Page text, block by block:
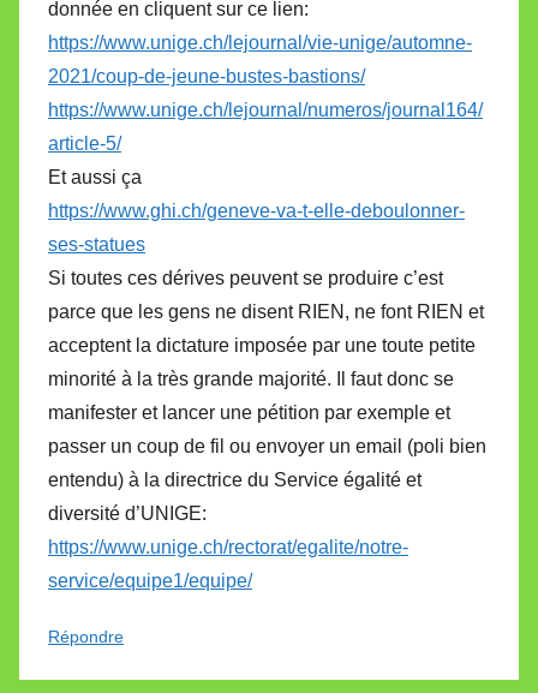
donnée en cliquent sur ce lien:
https://www.unige.ch/lejournal/vie-unige/automne-
2021/coup-de-jeune-bustes-bastions/
https://www.unige.ch/lejournal/numeros/journal164/
article-5/
Et aussi ça
https://www.ghi.ch/geneve-va-t-elle-deboulonner-
ses-statues
Si toutes ces dérives peuvent se produire c’est
parce que les gens ne disent RIEN, ne font RIEN et
acceptent la dictature imposée par une toute petite
minorité à la très grande majorité. Il faut donc se
manifester et lancer une pétition par exemple et
passer un coup de fil ou envoyer un email (poli bien
entendu) à la directrice du Service égalité et
diversité d’UNIGE:
https://www.unige.ch/rectorat/egalite/notre-
service/equipe1/equipe/
Répondre